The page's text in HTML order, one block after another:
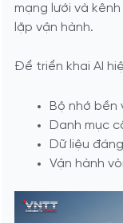
mạng lưới và
lặp vận hành.
Để triển khai AI
Bộ nhớ bền
Danh mục
Dữ liệu
Vận hành